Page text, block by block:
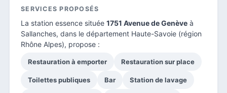
SERVICES PROPOSÉS
La station essence située 1751 Avenue de Genève à
Sallanches, dans le département Haute-Savoie (région
Rhône Alpes), propose :
Restauration à emporter Restauration sur place
Toilettes publiques Bar Station de lavage